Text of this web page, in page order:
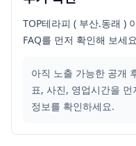
TOP테라피 ( 부산.동래 )
FAQ를 먼저 확인해 보세
아직 노출 가능한 공개
표, 사진, 영업시간을
정보를 확인하세요.